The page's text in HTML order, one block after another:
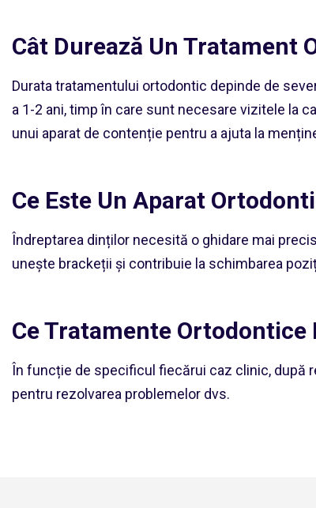
Cât Durează Un Tratament
Durata tratamentului ortodontic depinde de
a 1-2 ani, timp în care sunt necesare vizitele la
unui aparat de contenție pentru a ajuta la
Ce Este Un Aparat
Îndreptarea dinților necesită o ghidare mai
unește brackeții și contribuie la schimbarea
Ce Tratamente Ortodontice
În funcție de specificul fiecărui caz clinic, după
pentru rezolvarea problemelor dvs.